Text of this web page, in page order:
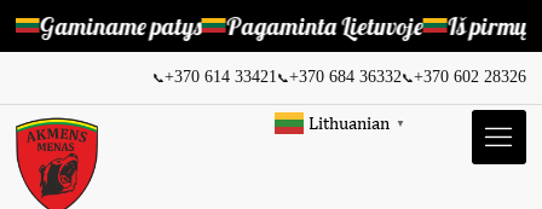
patys Pagaminta Lietuvoje Iš pirmų
📞+370 614 33421📞+370 684 36332📞+370 602 28326
Lithuanian ▼